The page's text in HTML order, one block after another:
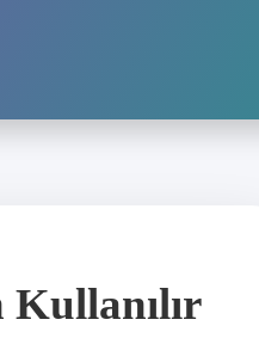
Kullanılır